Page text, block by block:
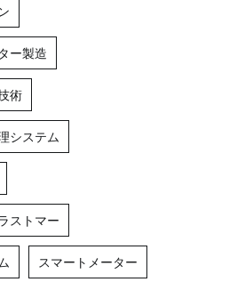
ー製造
術
システム
ストマー
スマートメーター